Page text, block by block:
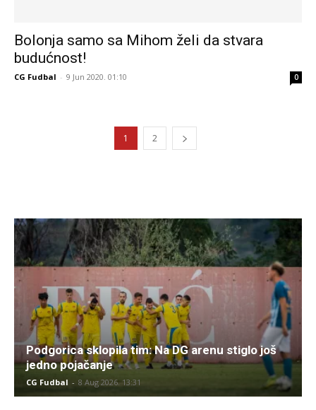
Bolonja samo sa Mihom želi da stvara
budućnost!
CG Fudbal - 9 Jun 2020. 01:10 0
1 2
Podgorica sklopila tim: Na DG arenu stiglo još
jedno pojačanje
CG Fudbal - 8 Aug 2026. 13:31